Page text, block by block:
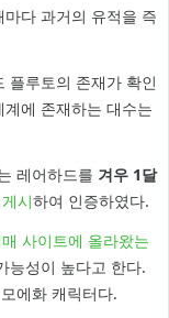
다 과거의 유적을 즉
플루토의 존재가 확인
에 존재하는 대수는
레어하드를 겨우 1달
시하여 인증하였다.
사이트에 올라왔는
능성이 높다고 한다.
에화 캐릭터다.